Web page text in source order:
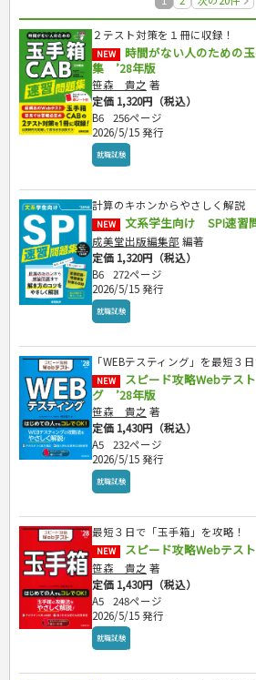
お菓子・ケーキ・パン
飲み物・お酒
離乳食・幼児食・こどもレシピ
のりもの・ずかん
読み物・絵本
音と光のでる絵本
学習・地図
自由研究・読書感想文
えんぴつちょう
公務員試験
資格試験
検定試験・資格試験
英語検定・TOEIC
漢字検定・数学検定
簿記検定
看護・薬学
介護・社会福祉士
保育士
司法書士・社労士
行政書士・宅建
FP
衛生管理・運行管理
建築・土木
電気・危険物
調理師
スキル・キャリアアップ
危険物取扱者
消防設備士
登録販売者
その他資格試験
ビジネス
経営・経済・法律
マネー・株・資産
ビジネス・法律
その他ビジネス
自己啓発
自己啓発
旅行・歴史
国内・海外旅行
国外旅行
国内旅行
散歩・グルメ
地理・歴史
地理・地図
歴史
成美文庫
その他文庫
ダイアリー
ダイアリー
プラチナダイアリー プレステージ
２テスト対策を１冊に収録！
NEW
時間がない人のための
集 ’28年版
笹森 貴之 著
定価 1,320円（税込）
B6
256ページ
2026/5/15 発行
就職試験
計算のキホンからやさしく解説
NEW 文系学生向け SPI速習
成美堂出版編集部 編著
定価 1,320円（税込）
B6
272ページ
2026/5/15 発行
就職試験
「WEBテスティング」を最短３
NEW
スピード攻略Webテス
グ ’28年版
笹森 貴之 著
定価 1,430円（税込）
A5
232ページ
2026/5/15 発行
就職試験
最短３日で「玉手箱」を攻略！
NEW スピード攻略Webテ
笹森 貴之 著
定価 1,430円（税込）
A5
248ページ
2026/5/15 発行
就職試験